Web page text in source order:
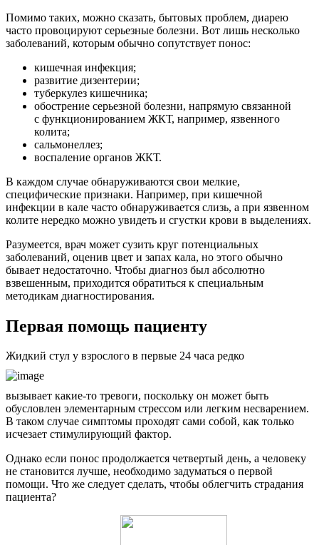
Помимо таких, можно сказать, бытовых проблем, диарею
часто провоцируют серьезные болезни. Вот лишь несколько
заболеваний, которым обычно сопутствует понос:
кишечная инфекция;
развитие дизентерии;
туберкулез кишечника;
обострение серьезной болезни, напрямую связанной
с функционированием ЖКТ, например, язвенного
колита;
сальмонеллез;
воспаление органов ЖКТ.
В каждом случае обнаруживаются свои мелкие,
специфические признаки. Например, при кишечной
инфекции в кале часто обнаруживается слизь, а при язвенном
колите нередко можно увидеть и сгустки крови в выделениях.
Разумеется, врач может сузить круг потенциальных
заболеваний, оценив цвет и запах кала, но этого обычно
бывает недостаточно. Чтобы диагноз был абсолютно
взвешенным, приходится обратиться к специальным
методикам диагностирования.
Первая помощь пациенту
Жидкий стул у взрослого в первые 24 часа редко
вызывает какие-то тревоги, поскольку он может быть
обусловлен элементарным стрессом или легким несварением.
В таком случае симптомы проходят сами собой, как только
исчезает стимулирующий фактор.
Однако если понос продолжается четвертый день, а человеку
не становится лучше, необходимо задуматься о первой
помощи. Что же следует сделать, чтобы облегчить страдания
пациента?